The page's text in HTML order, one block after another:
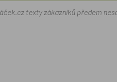
texty zákazníků předem